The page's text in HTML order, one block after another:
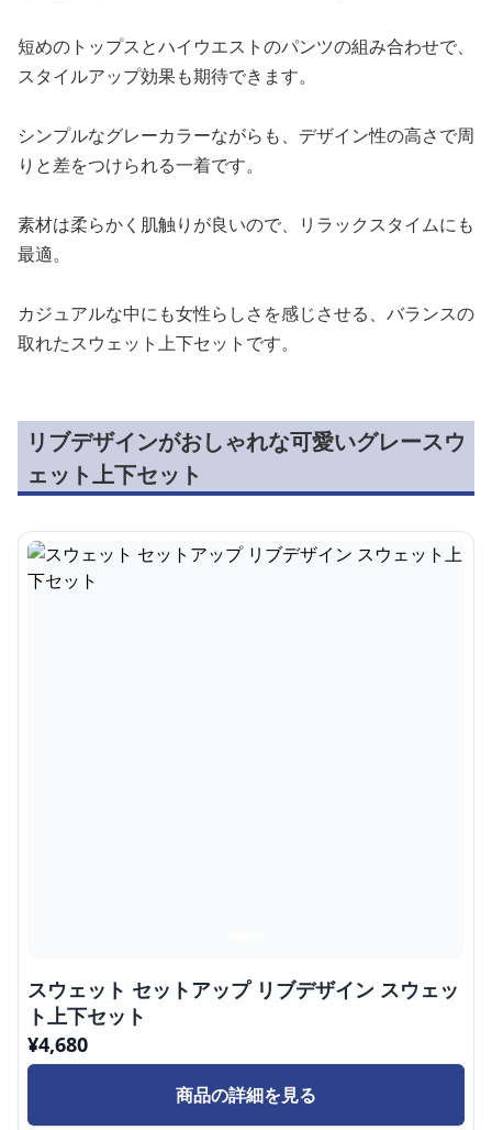
短めのトップスとハイウエストのパンツの組み合わせで、
スタイルアップ効果も期待できます。
シンプルなグレーカラーながらも、デザイン性の高さで周
りと差をつけられる一着です。
素材は柔らかく肌触りが良いので、リラックスタイムにも
最適。
カジュアルな中にも女性らしさを感じさせる、バランスの
取れたスウェット上下セットです。
リブデザインがおしゃれな可愛いグレースウ
ェット上下セット
スウェット セットアップ リブデザイン スウェッ
ト上下セット
¥4,680
商品の詳細を見る